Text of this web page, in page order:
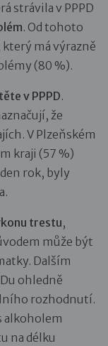
strávila v PPPD
. Od tohoto
má výrazně
(80 %).
v PPPD.
že
V Plzeňském
kraji (57 %)
rok, byly
trestu,
může být
Dalším
ohledně
rozhodnutí.
alkoholem
na délku